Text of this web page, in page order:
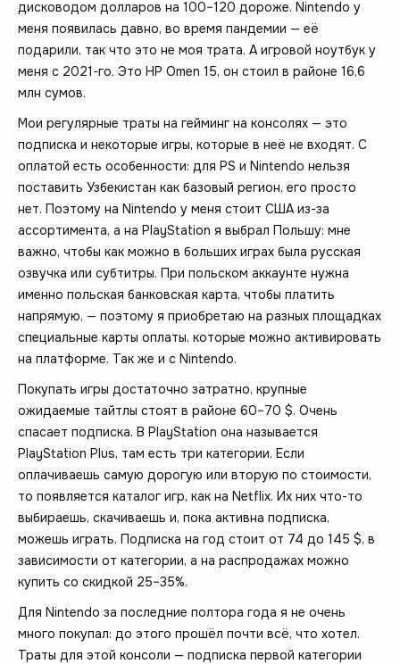
дисководом долларов на 100–120 дороже. Nintendo у
меня появилась давно, во время пандемии — её
подарили, так что это не моя трата. А игровой ноутбук у
меня с 2021-го. Это HP Omen 15, он стоил в районе 16,6
млн сумов.
Мои регулярные траты на гейминг на консолях — это
подписка и некоторые игры, которые в неё не входят. С
оплатой есть особенности: для PS и Nintendo нельзя
поставить Узбекистан как базовый регион, его просто
нет. Поэтому на Nintendo у меня стоит США из-за
ассортимента, а на PlayStation я выбрал Польшу: мне
важно, чтобы как можно в больших играх была русская
озвучка или субтитры. При польском аккаунте нужна
именно польская банковская карта, чтобы платить
напрямую, — поэтому я приобретаю на разных площадках
специальные карты оплаты, которые можно активировать
на платформе. Так же и с Nintendo.
Покупать игры достаточно затратно, крупные
ожидаемые тайтлы стоят в районе 60–70 $. Очень
спасает подписка. В PlayStation она называется
PlayStation Plus, там есть три категории. Если
оплачиваешь самую дорогую или вторую по стоимости,
то появляется каталог игр, как на Netflix. Их них что-то
выбираешь, скачиваешь и, пока активна подписка,
можешь играть. Подписка на год стоит от 74 до 145 $, в
зависимости от категории, а на распродажах можно
купить со скидкой 25–35%.
Для Nintendo за последние полтора года я не очень
много покупал: до этого прошёл почти всё, что хотел.
Траты для этой консоли — подписка первой категории